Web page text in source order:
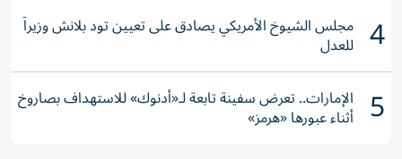
4 مجلس الشيوخ الأمريكي يصادق على تعيين تود بلانش وزيراً
للعدل
5 الإمارات.. تعرض سفينة تابعة لـ«أدنوك» للاستهداف بصاروخ
أثناء عبورها «هرمز»